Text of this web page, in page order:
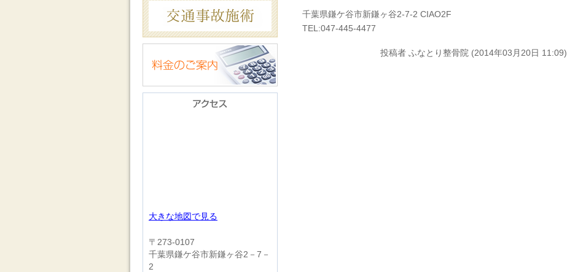
千葉県鎌ケ谷市新鎌ヶ谷2-7-2 CIAO2F
TEL:047-445-4477
投稿者 ふなとり整骨院 (2014年03月20日 11:09)
大きな地図で見る
〒273‐0107
千葉県鎌ケ谷市新鎌ヶ谷2－7－
2